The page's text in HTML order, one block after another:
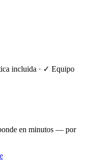
incluida · ✓ Equipo
en minutos — por